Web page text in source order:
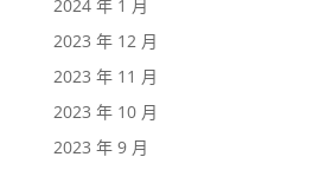
2024 年 1 月
2023 年 12 月
2023 年 11 月
2023 年 10 月
2023 年 9 月